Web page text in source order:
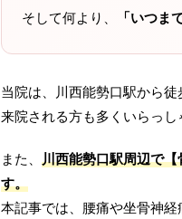
そして何より、 「いつま
当院は、川西能勢口駅から
来院される方も多くいらっし
また、 川西能勢口駅周辺で
す。
本記事では、腰痛や坐骨神